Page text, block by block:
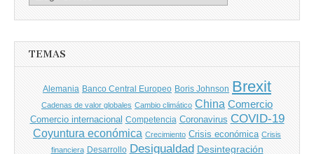
TEMAS
Alemania Banco Central Europeo Boris Johnson Brexit
Cadenas de valor globales Cambio climático China Comercio
Comercio internacional Competencia Coronavirus COVID-19
Coyuntura económica Crecimiento Crisis económica Crisis
financiera Desarrollo Desigualdad Desintegración